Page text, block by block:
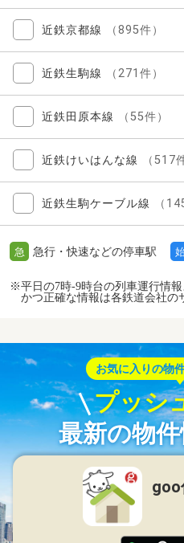
近鉄京都線 （895件）
近鉄生駒線 （271件）
近鉄田原本線 （55件）
近鉄けいはんな線 （517
近鉄生駒ケーブル線 （
急 急行・快速などの停車駅
※平日の7時-9時台の列車運行情
かつ正確な情報は各鉄道会社の
お気に入りの物
プッシ
最新の物
goo